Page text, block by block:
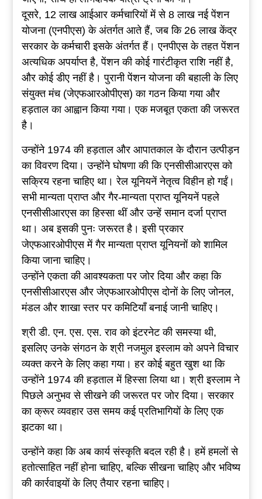
दूसरे, 12 लाख आईआर कर्मचारियों में से 8 लाख नई पेंशन
योजना (एनपीएस) के अंतर्गत आते हैं, जब कि 26 लाख केंद्र
सरकार के कर्मचारी इसके अंतर्गत हैं। एनपीएस के तहत पेंशन
अत्यधिक अपर्याप्त है, पेंशन की कोई गारंटीकृत राशि नहीं है,
और कोई डीए नहीं है। पुरानी पेंशन योजना की बहाली के लिए
संयुक्त मंच (जेएफआरओपीएस) का गठन किया गया और
हड़ताल का आह्वान किया गया। एक मजबूत एकता की जरूरत
है।
उन्होंने 1974 की हड़ताल और आपातकाल के दौरान उत्पीड़न
का विवरण दिया। उन्होंने घोषणा की कि एनसीसीआरएस को
सक्रिय रहना चाहिए था। रेल यूनियनें नेतृत्व विहीन हो गईं।
सभी मान्यता प्राप्त और गैर-मान्यता प्राप्त यूनियनें पहले
एनसीसीआरएस का हिस्सा थीं और उन्हें समान दर्जा प्राप्त
था। अब इसकी पुनः जरूरत है। इसी प्रकार
जेएफआरओपीएस में गैर मान्यता प्राप्त यूनियनों को शामिल
किया जाना चाहिए।
उन्होंने एकता की आवश्यकता पर जोर दिया और कहा कि
एनसीसीआरएस और जेएफआरओपीएस दोनों के लिए जोनल,
मंडल और शाखा स्तर पर कमिटियाँ बनाई जानी चाहिए।
श्री डी. एन. एस. एस. राव को इंटरनेट की समस्या थी,
इसलिए उनके संगठन के श्री नजमुल इस्लाम को अपने विचार
व्यक्त करने के लिए कहा गया। हर कोई बहुत खुश था कि
उन्होंने 1974 की हड़ताल में हिस्सा लिया था। श्री इस्लाम ने
पिछले अनुभव से सीखने की जरूरत पर जोर दिया। सरकार
का क्रूर व्यवहार उस समय कई प्रतिभागियों के लिए एक
झटका था।
उन्होंने कहा कि अब कार्य संस्कृति बदल रही है। हमें हमलों से
हतोत्साहित नहीं होना चाहिए, बल्कि सीखना चाहिए और भविष्य
की कार्रवाइयों के लिए तैयार रहना चाहिए।